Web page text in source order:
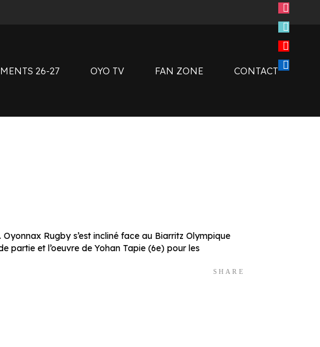
instagram
tiktok
youtube
linkedin
26-27 OYO TV FAN ZONE CONTACT
Clubs de supporters
Devenir bénévole
Club SMOBY
Rugby s’est incliné face au Biarritz Olympique
partie et l’oeuvre de Yohan Tapie (6e) pour les
SHARE